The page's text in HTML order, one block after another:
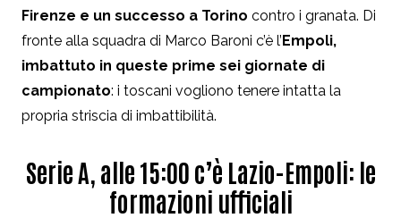
Firenze e un successo a Torino contro i granata. Di
fronte alla squadra di Marco Baroni c’è l’Empoli,
imbattuto in queste prime sei giornate di
campionato: i toscani vogliono tenere intatta la
propria striscia di imbattibilità.
Serie A, alle 15:00 c’è Lazio-Empoli: le
formazioni ufficiali